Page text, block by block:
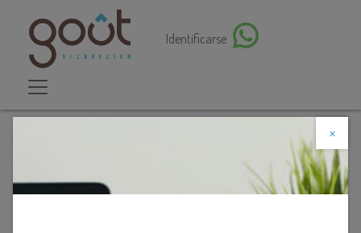
Identificarse
×
Descuento web
Lamp. Mesa Con Base De Metal Martilla Gris